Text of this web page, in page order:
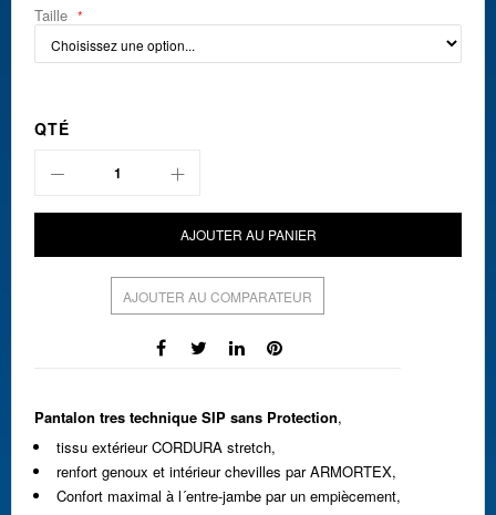
Taille
QTÉ
AJOUTER AU PANIER
AJOUTER AU COMPARATEUR
Pantalon tres technique SIP sans Protection,
tissu extérieur CORDURA stretch,
renfort genoux et intérieur chevilles par ARMORTEX,
Confort maximal à l´entre-jambe par un empiècement,